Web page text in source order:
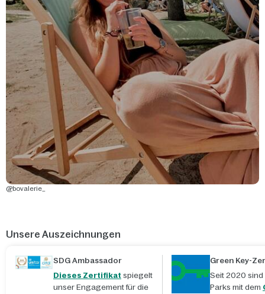
@bovalerie_
Unsere Auszeichnungen
SDG Ambassador
Dieses Zertifikat spiegelt
unser Engagement für die
Green Key-
Seit 2020
Parks mit dem